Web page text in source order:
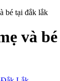
bé tại đắk lắk
và